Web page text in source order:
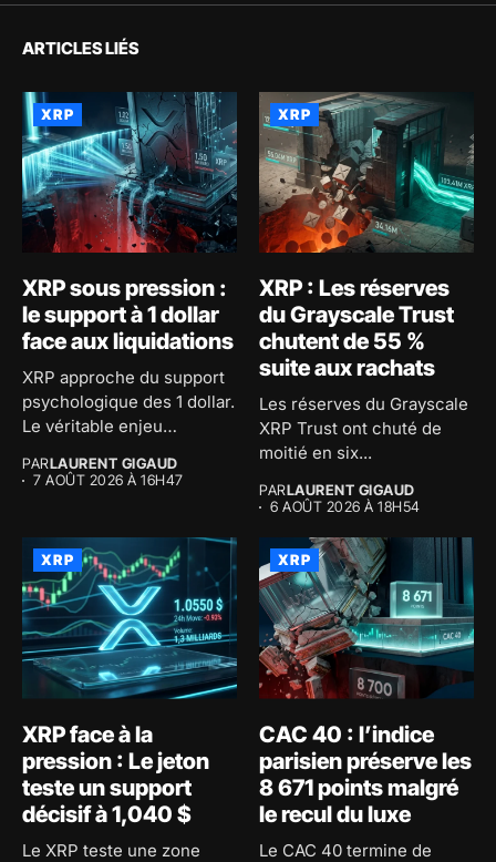
ARTICLES LIÉS
XRP
XRP sous pression :
le support à 1 dollar
face aux liquidations
XRP approche du support
psychologique des 1 dollar.
Le véritable enjeu
PARLAURENT GIGAUD
7 AOÛT 2026 À 16H47
XRP
XRP : Les réserves
du Grayscale Trust
chutent de 55 %
suite aux rachats
Les réserves du Grayscale
XRP Trust ont chuté de
moitié en six...
PARLAURENT GIGAUD
6 AOÛT 2026 À 18H54
XRP
XRP face à la
pression : Le jeton
teste un support
décisif à 1,040 $
Le XRP teste une zone
XRP
CAC 40 : l’indice
parisien préserve les
8 671 points malgré
le recul du luxe
Le CAC 40 termine de